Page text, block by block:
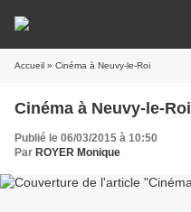
Accueil » Cinéma à Neuvy-le-Roi
Cinéma à Neuvy-le-Roi
Publié le 06/03/2015 à 10:50
Par ROYER Monique